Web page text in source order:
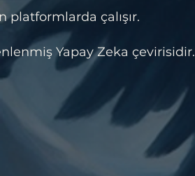
platformlarda çalışır.
Yapay Zeka çevirisidir.